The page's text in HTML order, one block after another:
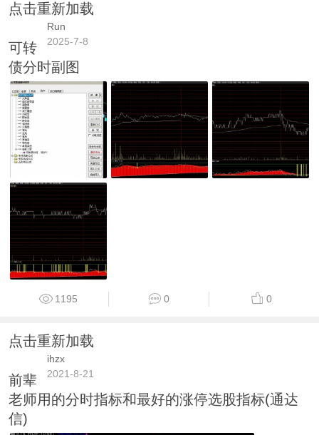
点击重新加载
Run
2025-7-8
可转
债分时副图
1195 0 0
点击重新加载
ihzx
2021-8-21
前辈
老师用的分时指标和最好的涨停选股指标(通达
信)